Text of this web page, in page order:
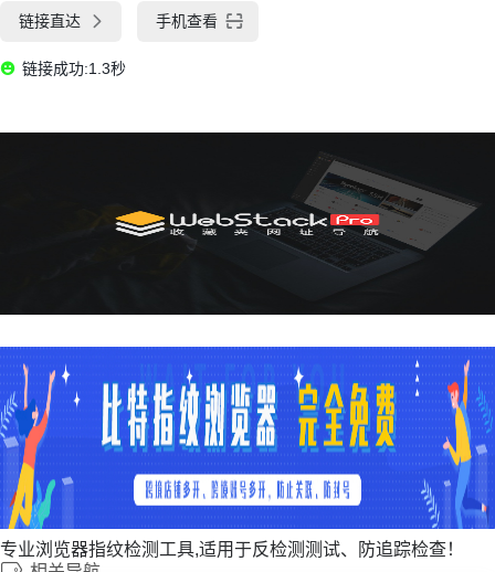
链接直达 手机查看
链接成功:1.3秒
专业浏览器指纹检测工具,适用于反检测测试、防追踪检查！